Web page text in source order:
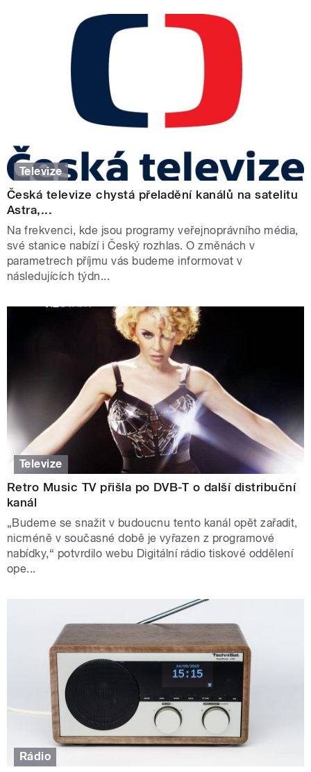
Televize
Česká televize chystá přeladění kanálů na satelitu
Astra,...
Na frekvenci, kde jsou programy veřejnoprávního média,
své stanice nabízí i Český rozhlas. O změnách v
parametrech příjmu vás budeme informovat v
následujících týdn...
Televize
Retro Music TV přišla po DVB-T o další distribuční
kanál
„Budeme se snažit v budoucnu tento kanál opět zařadit,
nicméně v současné době je vyřazen z programové
nabídky,“ potvrdilo webu Digitální rádio tiskové oddělení
ope...
Rádio